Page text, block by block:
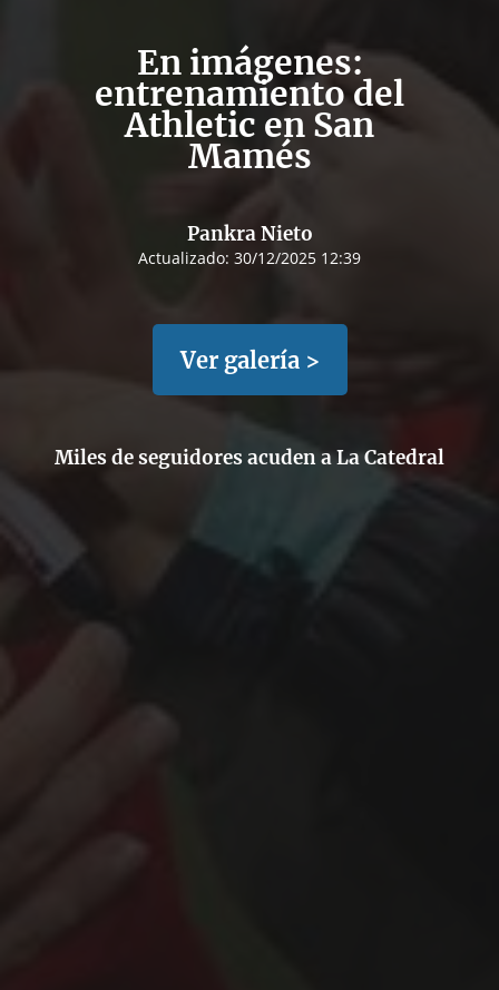
En imágenes:
entrenamiento del
Athletic en San
Mamés
Pankra Nieto
Actualizado: 30/12/2025 12:39
Ver galería >
Miles de seguidores acuden a La Catedral